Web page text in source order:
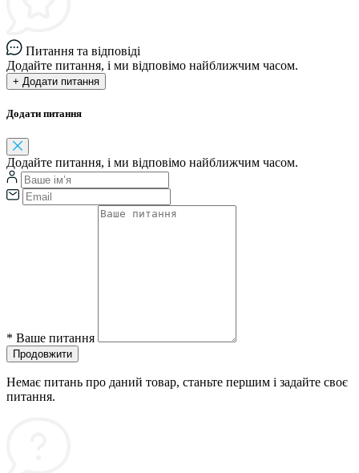
Питання та відповіді
Додайте питання, і ми відповімо найближчим часом.
+ Додати питання
Додати питання
Додайте питання, і ми відповімо найближчим часом.
* Ваше питання
Продовжити
Немає питань про даний товар, станьте першим і задайте своє
питання.